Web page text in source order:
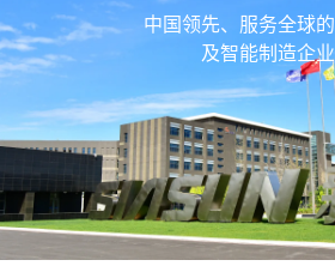
中国领先、服务全球
及智能制造企业